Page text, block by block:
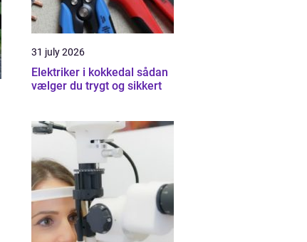
31 july 2026
Elektriker i kokkedal sådan
vælger du trygt og sikkert